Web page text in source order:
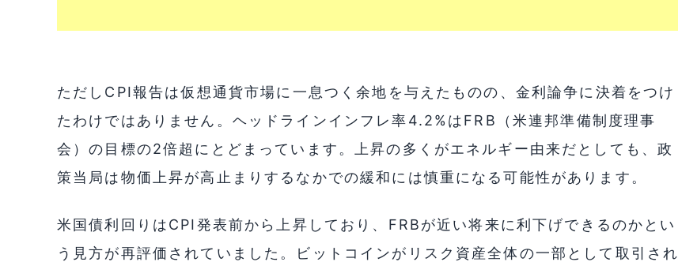
ただしCPI報告は仮想通貨市場に一息つく余地を与えたものの、金利論争に決着をつけ
たわけではありません。ヘッドラインインフレ率4.2%はFRB（米連邦準備制度理事
会）の目標の2倍超にとどまっています。上昇の多くがエネルギー由来だとしても、政
策当局は物価上昇が高止まりするなかでの緩和には慎重になる可能性があります。
米国債利回りはCPI発表前から上昇しており、FRBが近い将来に利下げできるのかとい
う見方が再評価されていました。ビットコインがリスク資産全体の一部として取引され